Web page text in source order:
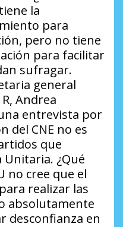
la
para
pero no tiene
para facilitar
sufragar.
general
Andrea
entrevista por
del CNE no es
que
Unitaria. ¿Qué
no cree que el
realizar las
absolutamente
desconfianza en